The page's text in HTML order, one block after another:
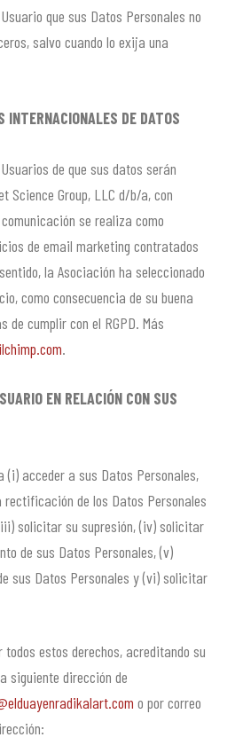
que sus Datos Personales no
salvo cuando lo exija una
INTERNACIONALES DE DATOS
de que sus datos serán
Science Group, LLC d/b/a, con
se realiza como
de email marketing contratados
la Asociación ha seleccionado
como consecuencia de su buena
cumplir con el RGPD. Más
.
EN RELACIÓN CON SUS
(i) acceder a sus Datos Personales,
de los Datos Personales
solicitar su supresión, (iv) solicitar
de sus Datos Personales, (v)
sus Datos Personales y (vi) solicitar
estos derechos, acreditando su
siguiente dirección de
o por correo